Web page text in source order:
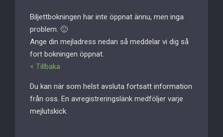
Biljettbokningen har inte öppnat ännu, men inga
problem. 🙂
Ange din mejladress nedan så meddelar vi dig så
fort bokningen öppnat.
< Tillbaka
Du kan när som helst avsluta fortsatt information
från oss. En avregistreringslänk medföljer varje
mejlutskick.